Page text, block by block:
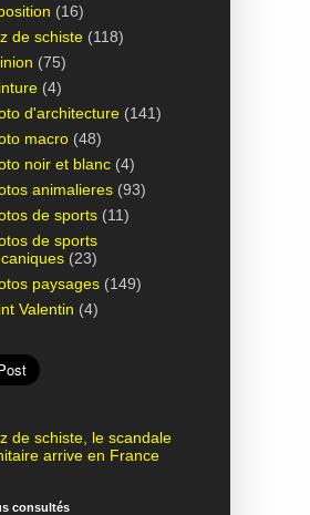
(16)
de schiste (118)
(75)
(4)
d'architecture (141)
macro (48)
noir et blanc (4)
animalieres (93)
de sports (11)
de sports
(23)
paysages (149)
Valentin (4)
de schiste, le scandale
arrive en France
consultés